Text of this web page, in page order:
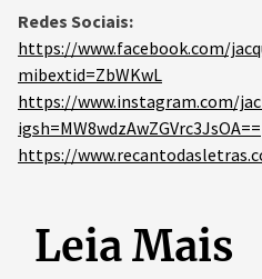
Redes Sociais:
https://www.facebook.com/
mibextid=ZbWKwL
https://www.instagram.com/
igsh=MW8wdzAwZGVrc3JsOA==
https://
Leia Mais